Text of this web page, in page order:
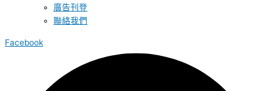
廣告刊登
聯絡我們
Facebook